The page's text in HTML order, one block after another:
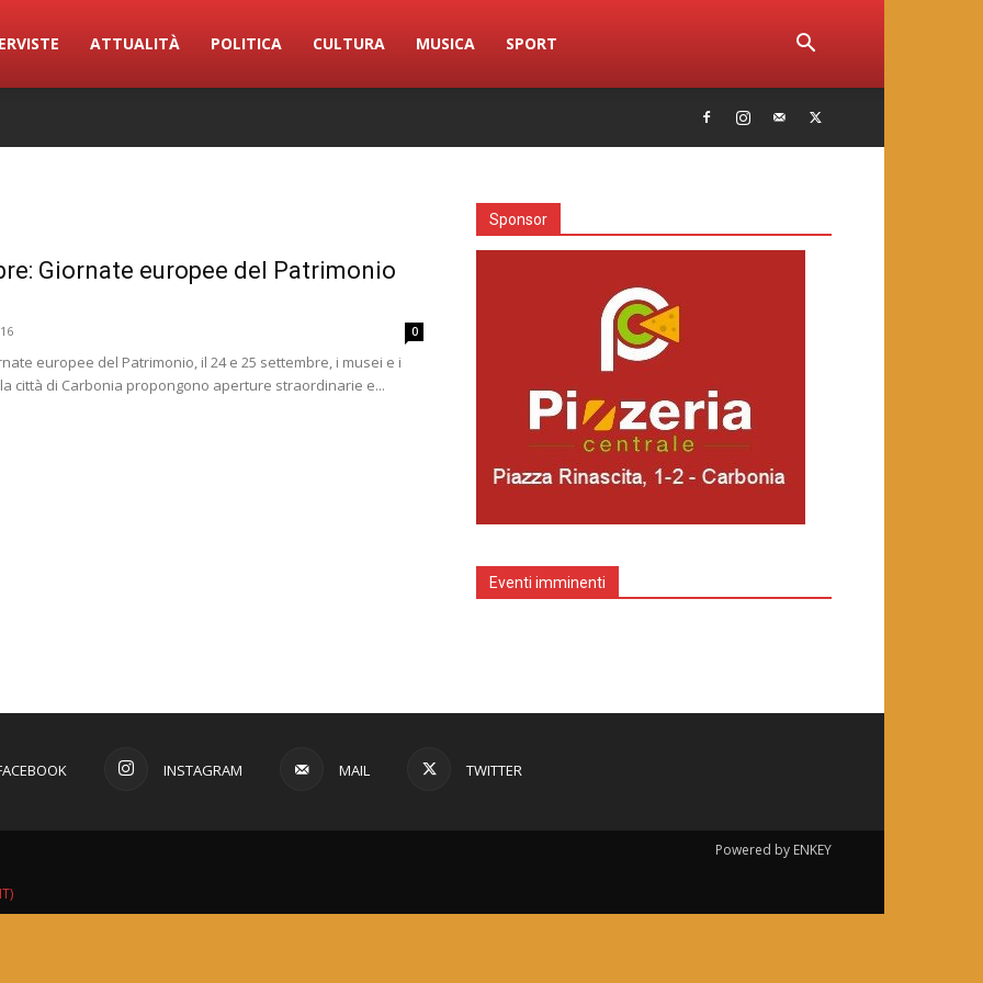
ATTUALITÀ POLITICA CULTURA MUSICA SPORT
Giornate europee del Patrimonio
0
europee del Patrimonio, il 24 e 25 settembre, i musei e i
città di Carbonia propongono aperture straordinarie e...
Sponsor
Eventi imminenti
INSTAGRAM MAIL TWITTER
Powered by ENKEY